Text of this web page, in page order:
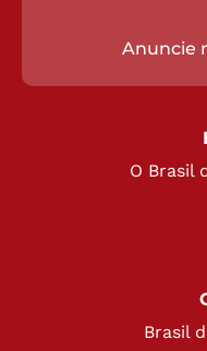
Anuncie
O Brasil
Brasil